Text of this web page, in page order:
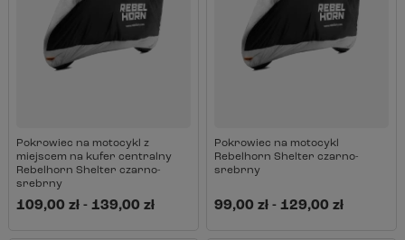
Pokrowiec na motocykl z
miejscem na kufer centralny
Rebelhorn Shelter czarno-
srebrny
109,00 zł- 139,00 zł
Pokrowiec na motocykl
Rebelhorn Shelter czarno-
srebrny
99,00 zł- 129,00 zł